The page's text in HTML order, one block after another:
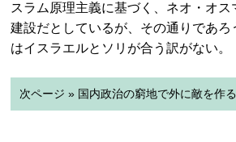
スラム原理主義に基づく、ネオ・オ
建設だとしているが、その通りであ
はイスラエルとソリが合う訳がない。
次ページ » 国内政治の窮地で外に敵を作